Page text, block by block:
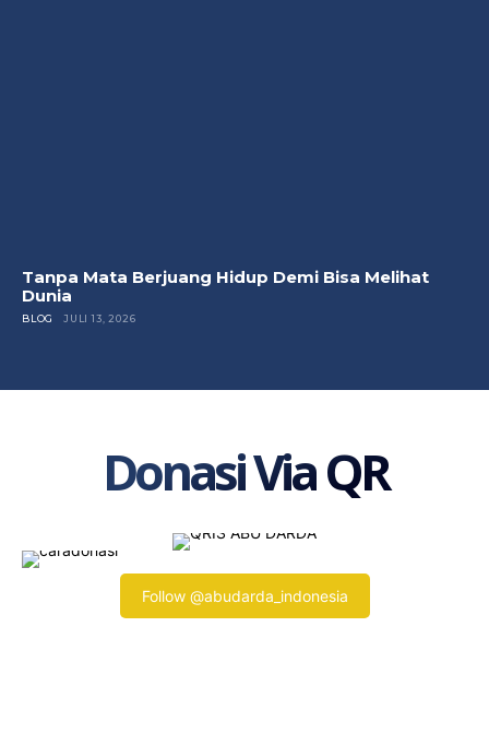
Tanpa Mata Berjuang Hidup Demi Bisa Melihat
Dunia
BLOG JULI 13, 2026
Donasi Via QR
Follow @abudarda_indonesia